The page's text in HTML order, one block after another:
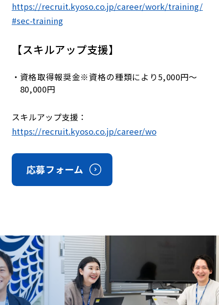
https://recruit.kyoso.co.jp/career/work/training/
#sec-training
【スキルアップ支援】
資格取得報奨金※資格の種類により5,000円～
80,000円
スキルアップ支援：
https://recruit.kyoso.co.jp/career/wo
応募フォーム